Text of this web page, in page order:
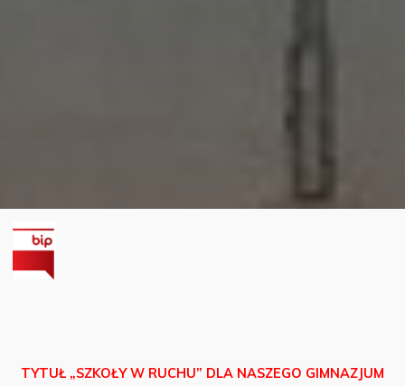
TYTUŁ „SZKOŁY W RUCHU” DLA NASZEGO GIMNAZJUM